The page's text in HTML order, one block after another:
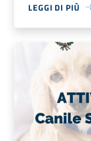
LEGGI DI PIÙ